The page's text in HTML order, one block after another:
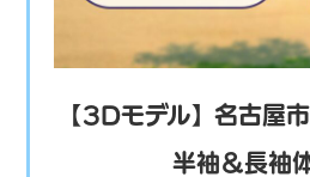
【3Dモデル】名古屋
半袖＆長袖